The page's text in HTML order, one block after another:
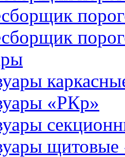
«РКр»